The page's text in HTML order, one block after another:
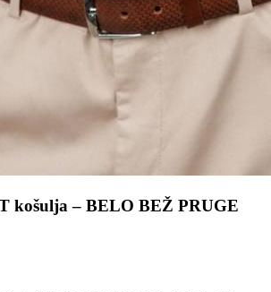
košulja – BELO BEŽ PRUGE